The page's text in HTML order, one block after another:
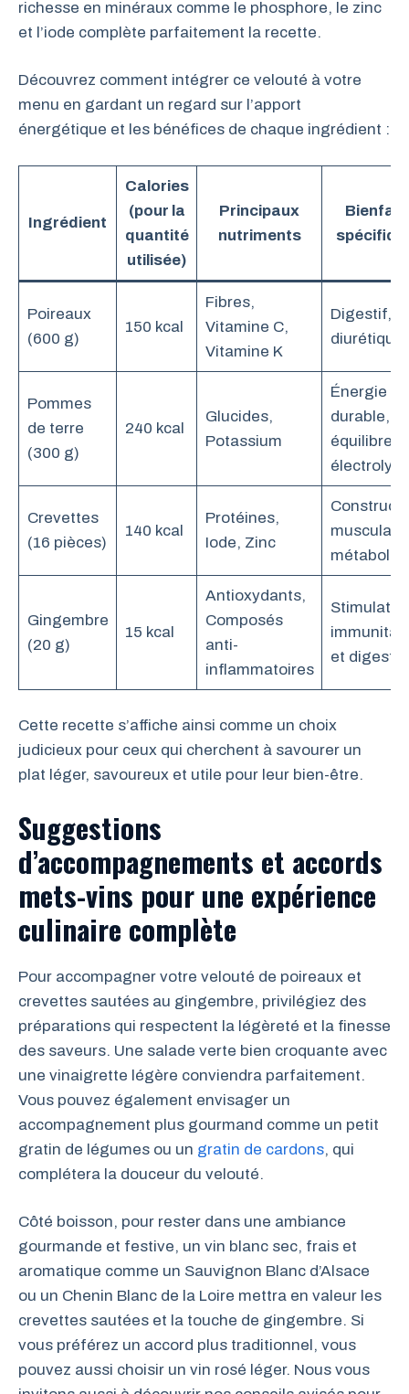
richesse en minéraux comme le phosphore, le zinc
et l’iode complète parfaitement la recette.
Découvrez comment intégrer ce velouté à votre
menu en gardant un regard sur l’apport
énergétique et les bénéfices de chaque ingrédient :
Ingrédient
Calories
(pour la
quantité
utilisée)
Principaux
nutriments
Poireaux
(600 g)
150 kcal
Fibres,
Vitamine C,
Vitamine K
Digestif,
diurétique
Pommes
de terre
(300 g)
240 kcal
Glucides,
Potassium
Énergie
durable,
équilibre
Crevettes
(16 pièces)
140 kcal
Protéines,
Iode, Zinc
Gingembre
(20 g)
15 kcal
Antioxydants,
Composés
anti-
inflammatoires
et
Cette recette s’affiche ainsi comme un choix
judicieux pour ceux qui cherchent à savourer un
plat léger, savoureux et utile pour leur bien-être.
Suggestions
d’accompagnements et accords
mets-vins pour une expérience
culinaire complète
Pour accompagner votre velouté de poireaux et
crevettes sautées au gingembre, privilégiez des
préparations qui respectent la légèreté et la finesse
des saveurs. Une salade verte bien croquante avec
une vinaigrette légère conviendra parfaitement.
Vous pouvez également envisager un
accompagnement plus gourmand comme un petit
gratin de légumes ou un gratin de cardons, qui
complétera la douceur du velouté.
Côté boisson, pour rester dans une ambiance
gourmande et festive, un vin blanc sec, frais et
aromatique comme un Sauvignon Blanc d’Alsace
ou un Chenin Blanc de la Loire mettra en valeur les
crevettes sautées et la touche de gingembre. Si
vous préférez un accord plus traditionnel, vous
pouvez aussi choisir un vin rosé léger. Nous vous